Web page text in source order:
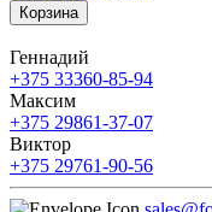
Корзина
Геннадий
+375 33360-85-94
Максим
+375 29861-37-07
Виктор
+375 29761-90-56